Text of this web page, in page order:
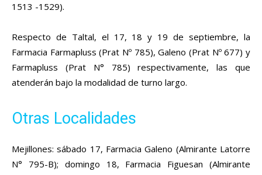
1513 -1529).
Respecto de Taltal, el 17, 18 y 19 de septiembre, la
Farmacia Farmapluss (Prat Nº 785), Galeno (Prat Nº 677) y
Farmapluss (Prat N° 785) respectivamente, las que
atenderán bajo la modalidad de turno largo.
Otras Localidades
Mejillones: sábado 17, Farmacia Galeno (Almirante Latorre
N° 795-B); domingo 18, Farmacia Figuesan (Almirante